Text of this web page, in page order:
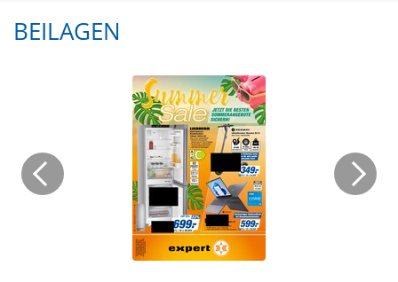
BEILAGEN